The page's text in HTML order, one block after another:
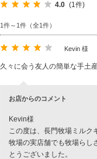
4.0 (1件)
1件～1件（全1件）
Kevin 様
久々に会う友人の簡単な手土産
お店からのコメント
Kevin様
この度は、長門牧場ミルク
牧場の実店舗でも牧場らし
とうございました。